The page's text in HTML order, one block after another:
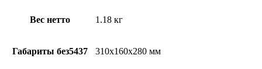
Вес нетто 1.18 кг
Габариты без5437 310х160х280 мм